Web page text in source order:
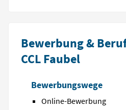
Bewerbung &
CCL Faubel
Bewerbungswege
Online-Bewerbung